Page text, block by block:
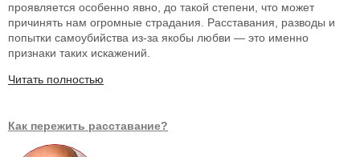
проявляется особенно явно, до такой степени, что может
причинять нам огромные страдания. Расставания, разводы и
попытки самоубийства из-за якобы любви — это именно
признаки таких искажений.
Читать полностью
Как пережить расставание?